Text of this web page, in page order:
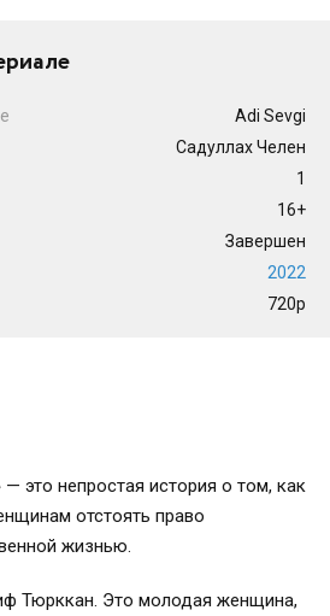
Adi Sevgi
Садуллах Челен
1
16+
Завершен
2022
720p
это непростая история о том, как
отстоять право
жизнью.
Тюрккан. Это молодая женщина,